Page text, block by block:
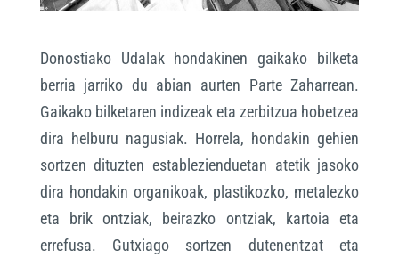
Donostiako Udalak hondakinen gaikako bilketa
berria jarriko du abian aurten Parte Zaharrean.
Gaikako bilketaren indizeak eta zerbitzua hobetzea
dira helburu nagusiak. Horrela, hondakin gehien
sortzen dituzten establezienduetan atetik jasoko
dira hondakin organikoak, plastikozko, metalezko
eta brik ontziak, beirazko ontziak, kartoia eta
errefusa. Gutxiago sortzen dutenentzat eta